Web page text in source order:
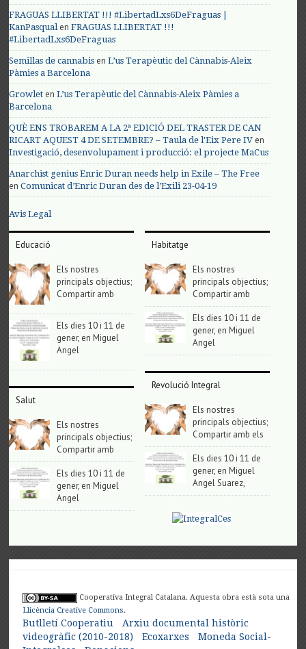
FRAGUAS LLIBERTAT !!! #LibertadLxs6DeFraguas |
KanPasqualenFRAGUAS LLIBERTAT !!!
#LibertadLxs6DeFraguas
Semillas de cannabis enL’us Terapèutic del Cànnabis-Aleix
Pàmies a Barcelona
Growlet enL’us Terapèutic del Cànnabis-Aleix Pàmies a
Barcelona
QUÈ ENS TROBAREM A LA 2ª EDICIÓ DEL TRASTER DE CAN
RICART AQUEST 4 DE SETEMBRE? – Taula de l'Eix Pere IV en
Investigació, desenvolupament i producció: el projecte MaCus
Anarchist genius Enric Duran needs help in Exile – The Free
enComunicat d’Enric Duran des de l’Exili 23-04-19
Avis Legal
Educació
Els nostres
principals objectius;
Compartir amb
Els dies 10 i 11 de
gener, en Miguel
Angel
Salut
Els nostres
principals objectius;
Compartir amb
Els dies 10 i 11 de
gener, en Miguel
Angel
Habitatge
Els nostres
principals objectius;
Compartir amb
Els dies 10 i 11 de
gener, en Miguel
Angel
Revolució Integral
Els nostres
principals objectius;
Compartir amb els
Els dies 10 i 11 de
gener, en Miguel
Angel Suarez,
Cooperativa Integral Catalana. Aquesta obra està sota una
Llicència Creative Commons.
Butlletí Cooperatiu
Arxiu documental històric
videogràfic (2010-2018)
Ecoxarxes
Moneda Social-